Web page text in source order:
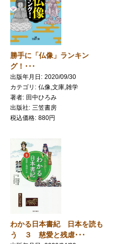
勝手に「仏像」ランキン
グ！･･･
出版年月日
2020/09/30
カテゴリ
仏像,文庫,雑学
著者
田中ひろみ
出版社
三笠書房
税込価格 880円
わかる日本書紀 日本を読も
う ３ 慈愛と残虐･･･